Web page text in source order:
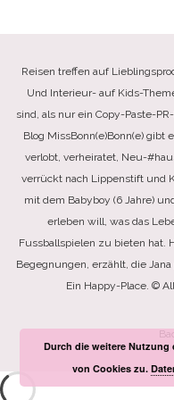
Reisen treffen auf
Und Interieur- auf Kids-
sind, als nur ein Copy-Paste-
Blog MissBonn(e)Bonn(e) gibt
verlobt, verheiratet, Neu-
verrückt nach Lippenstift und
mit dem Babyboy (6 Jahre)
erleben will, was das
Fussballspielen zu bieten hat.
Begegnungen, erzählt, die
Ein Happy-Place. ©
Durch die weitere Nutzung
von Cookies zu.